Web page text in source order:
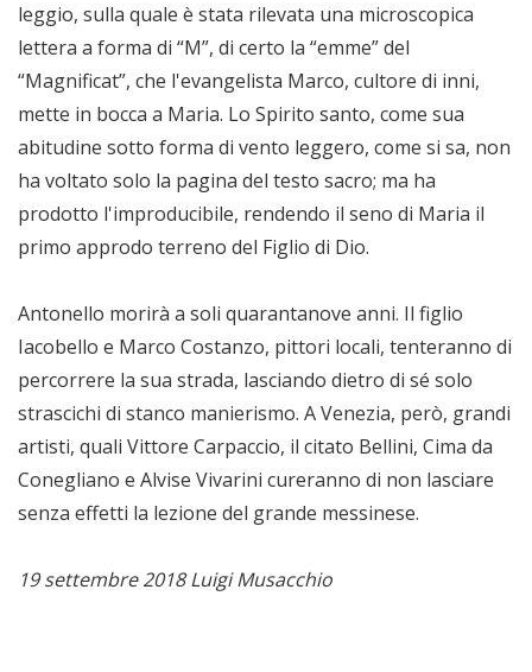
leggio, sulla quale è stata rilevata una microscopica
lettera a forma di “M”, di certo la “emme” del
“Magnificat”, che l'evangelista Marco, cultore di inni,
mette in bocca a Maria. Lo Spirito santo, come sua
abitudine sotto forma di vento leggero, come si sa, non
ha voltato solo la pagina del testo sacro; ma ha
prodotto l'improducibile, rendendo il seno di Maria il
primo approdo terreno del Figlio di Dio.
Antonello morirà a soli quarantanove anni. Il figlio
Iacobello e Marco Costanzo, pittori locali, tenteranno di
percorrere la sua strada, lasciando dietro di sé solo
strascichi di stanco manierismo. A Venezia, però, grandi
artisti, quali Vittore Carpaccio, il citato Bellini, Cima da
Conegliano e Alvise Vivarini cureranno di non lasciare
senza effetti la lezione del grande messinese.
19 settembre 2018 Luigi Musacchio